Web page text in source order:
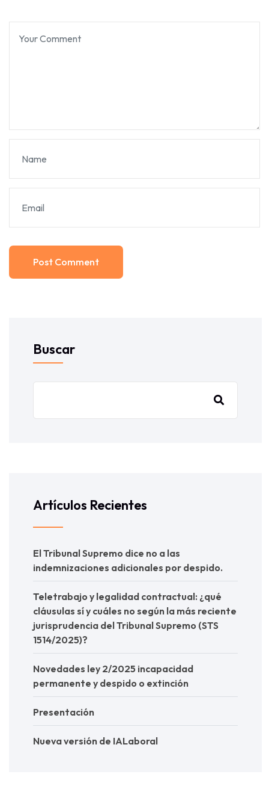
Post Comment
Buscar
Artículos Recientes
El Tribunal Supremo dice no a las
indemnizaciones adicionales por despido.
Teletrabajo y legalidad contractual: ¿qué
cláusulas sí y cuáles no según la más reciente
jurisprudencia del Tribunal Supremo (STS
1514/2025)?
Novedades ley 2/2025 incapacidad
permanente y despido o extinción
Presentación
Nueva versión de IALaboral